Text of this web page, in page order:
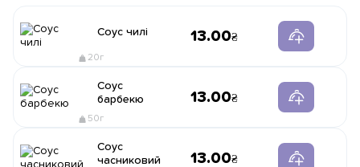
Соус чилі
20г
13.00
Соус
барбекю
50г
13.00
Соус
часниковий
13.00